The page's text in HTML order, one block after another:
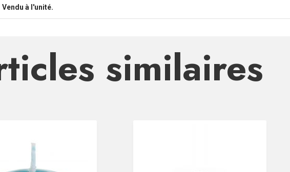
Vendu à l'unité.
similaires